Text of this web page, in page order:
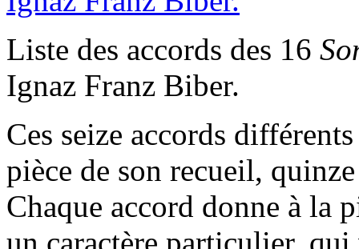
Liste des accords des 16
Ignaz Franz Biber.
Ces seize accords
pièce de son recueil,
Chaque accord donne à la